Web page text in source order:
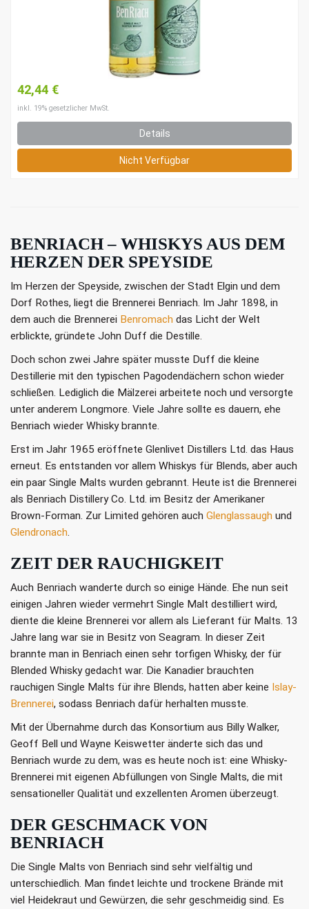
42,44 €
inkl. 19% gesetzlicher MwSt.
Details
Nicht Verfügbar
BENRIACH – WHISKYS AUS DEM
HERZEN DER SPEYSIDE
Im Herzen der Speyside, zwischen der Stadt Elgin und dem
Dorf Rothes, liegt die Brennerei Benriach. Im Jahr 1898, in
dem auch die Brennerei Benromach das Licht der Welt
erblickte, gründete John Duff die Destille.
Doch schon zwei Jahre später musste Duff die kleine
Destillerie mit den typischen Pagodendächern schon wieder
schließen. Lediglich die Mälzerei arbeitete noch und versorgte
unter anderem Longmore. Viele Jahre sollte es dauern, ehe
Benriach wieder Whisky brannte.
Erst im Jahr 1965 eröffnete Glenlivet Distillers Ltd. das Haus
erneut. Es entstanden vor allem Whiskys für Blends, aber auch
ein paar Single Malts wurden gebrannt. Heute ist die Brennerei
als Benriach Distillery Co. Ltd. im Besitz der Amerikaner
Brown-Forman. Zur Limited gehören auch Glenglassaugh und
Glendronach.
ZEIT DER RAUCHIGKEIT
Auch Benriach wanderte durch so einige Hände. Ehe nun seit
einigen Jahren wieder vermehrt Single Malt destilliert wird,
diente die kleine Brennerei vor allem als Lieferant für Malts. 13
Jahre lang war sie in Besitz von Seagram. In dieser Zeit
brannte man in Benriach einen sehr torfigen Whisky, der für
Blended Whisky gedacht war. Die Kanadier brauchten
rauchigen Single Malts für ihre Blends, hatten aber keine Islay-
Brennerei, sodass Benriach dafür herhalten musste.
Mit der Übernahme durch das Konsortium aus Billy Walker,
Geoff Bell und Wayne Keiswetter änderte sich das und
Benriach wurde zu dem, was es heute noch ist: eine Whisky-
Brennerei mit eigenen Abfüllungen von Single Malts, die mit
sensationeller Qualität und exzellenten Aromen überzeugt.
DER GESCHMACK VON
BENRIACH
Die Single Malts von Benriach sind sehr vielfältig und
unterschiedlich. Man findet leichte und trockene Brände mit
viel Heidekraut und Gewürzen, die sehr geschmeidig sind. Es